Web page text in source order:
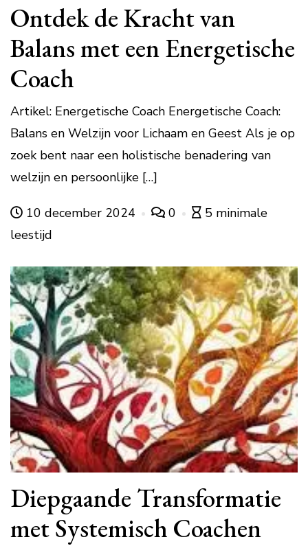
Ontdek de Kracht van
Balans met een Energetische
Coach
Artikel: Energetische Coach Energetische Coach:
Balans en Welzijn voor Lichaam en Geest Als je op
zoek bent naar een holistische benadering van
welzijn en persoonlijke […]
10 december 2024 0
5 minimale
leestijd
Diepgaande Transformatie
met Systemisch Coachen